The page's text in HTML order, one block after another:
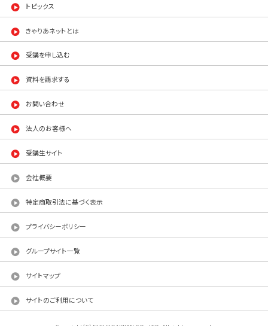
トピックス
きゃりあネットとは
受講を申し込む
資料を請求する
お問い合わせ
法人のお客様へ
受講生サイト
会社概要
特定商取引法に基づく表示
プライバシーポリシー
グループサイト一覧
サイトマップ
サイトのご利用について